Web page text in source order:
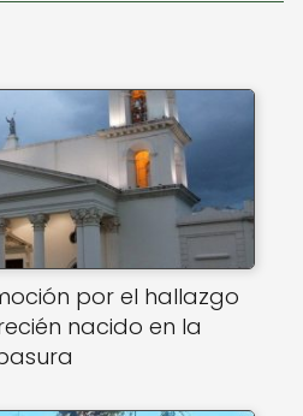
por el hallazgo
nacido en la